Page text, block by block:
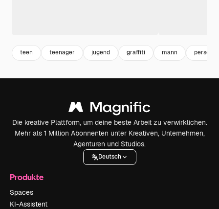
teen teenager jugend graffiti mann person
Die kreative Plattform, um deine beste Arbeit zu verwirklichen.
Mehr als 1 Million Abonnenten unter Kreativen, Unternehmen,
Agenturen und Studios.
Deutsch
Produkte
Spaces
KI-Assistent